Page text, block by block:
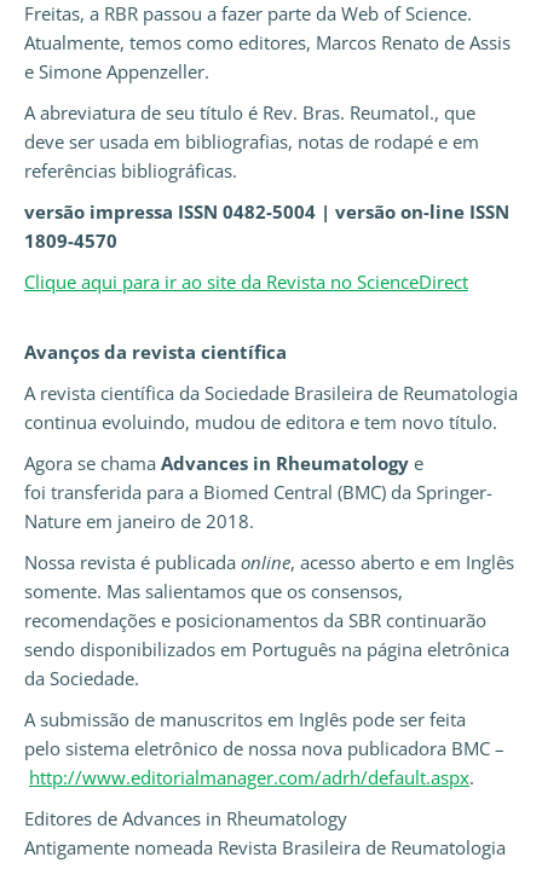
Freitas, a RBR passou a fazer parte da Web of Science.
Atualmente, temos como editores, Marcos Renato de Assis
e Simone Appenzeller.
A abreviatura de seu título é Rev. Bras. Reumatol., que
deve ser usada em bibliografias, notas de rodapé e em
referências bibliográficas.
versão impressa ISSN 0482-5004 | versão on-line ISSN
1809-4570
Clique aqui para ir ao site da Revista no ScienceDirect
Avanços da revista científica
A revista científica da Sociedade Brasileira de Reumatologia
continua evoluindo, mudou de editora e tem novo título.
Agora se chama Advances in Rheumatology e
foi transferida para a Biomed Central (BMC) da Springer-
Nature em janeiro de 2018.
Nossa revista é publicada online, acesso aberto e em Inglês
somente. Mas salientamos que os consensos,
recomendações e posicionamentos da SBR continuarão
sendo disponibilizados em Português na página eletrônica
da Sociedade.
A submissão de manuscritos em Inglês pode ser feita
pelo sistema eletrônico de nossa nova publicadora BMC –
http://www.editorialmanager.com/adrh/default.aspx.
Editores de Advances in Rheumatology
Antigamente nomeada Revista Brasileira de Reumatologia